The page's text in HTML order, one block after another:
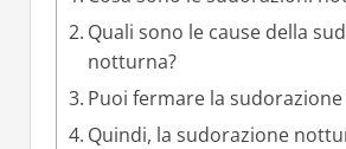
Quali sono le cause della
notturna?
Puoi fermare la
Quindi, la sudorazione